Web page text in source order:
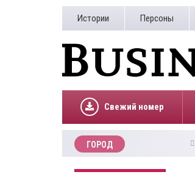
Истории Персоны
Свежий номер
ГОРОД